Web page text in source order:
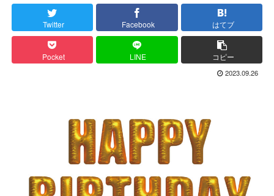
Twitter Facebook はてブ
Pocket LINE コピー
2023.09.26